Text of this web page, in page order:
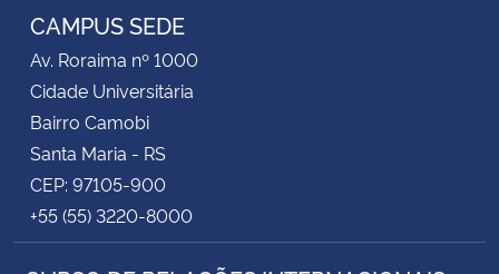
CAMPUS SEDE
Av. Roraima nº 1000
Cidade Universitária
Bairro Camobi
Santa Maria - RS
CEP: 97105-900
+55 (55) 3220-8000